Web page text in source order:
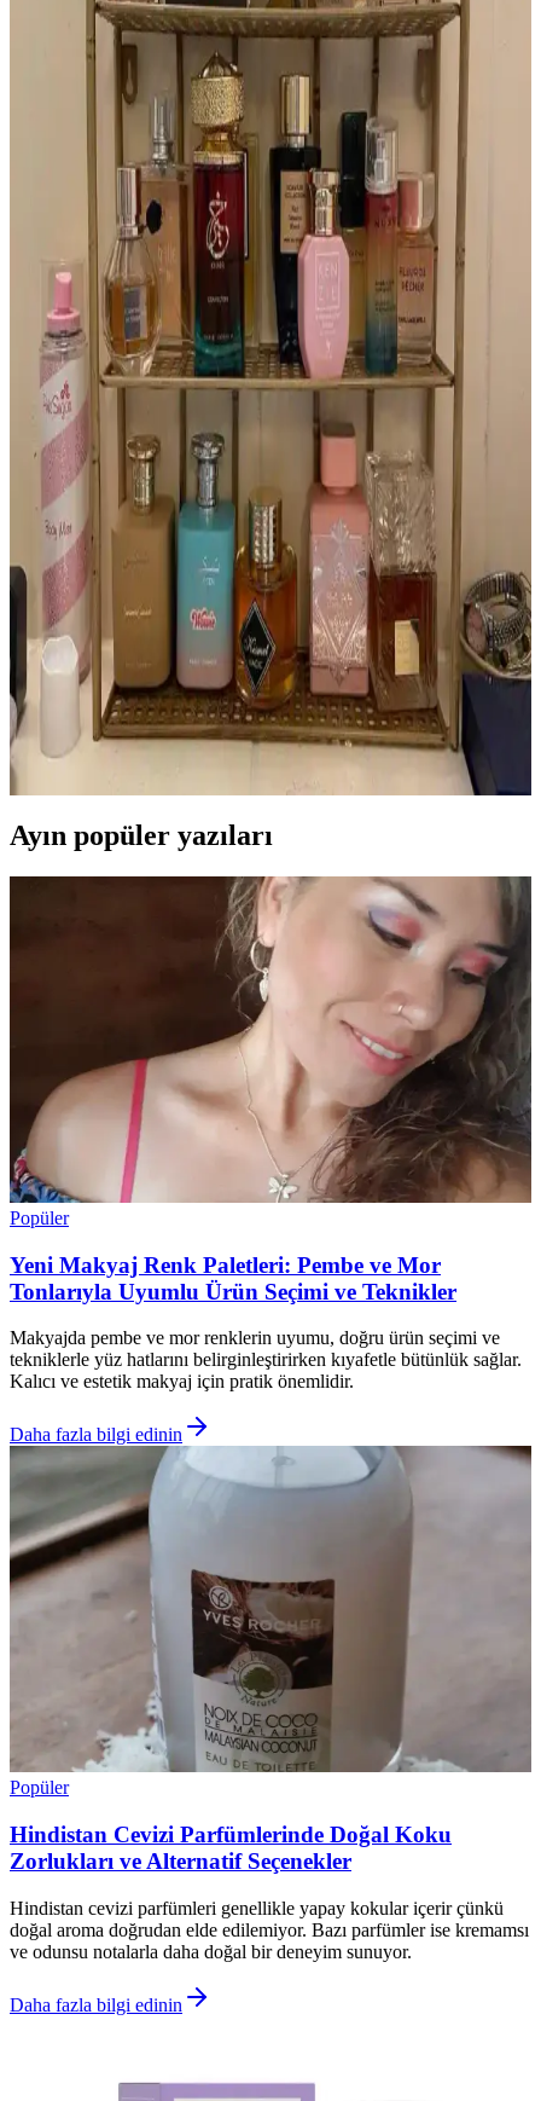
Harajuku Lovers G ve Glossier Fleur parfümleri, tropikal
hindistancevizi ve vanilya notalarıyla benzerlik gösterir. Her iki
parfümde yapay alt notalar nostaljik bir bağ oluşturur ve genç
kullanıcılar arasında popülerdir.
2010'ların Altın Renkli, Metalik ve Yatay Tasarımlı
Parfüm Şişeleri: Azzaro Duo İncelemesi
2010'larda öne çıkan altın renkli, metalik ve yatay tasarımlı Azzaro
Duo parfüm şişesi, sade ve özgün görünümüyle dikkat çekiyor.
Reddit topluluğu bu tasarımı detaylıca tanımladı.
Mugler Aura Parfümü: Nadir Bulunan ve Özgün
Koku Deneyimi
Mugler Aura, özgün tasarımı ve benzersiz kokusuyla parfüm
koleksiyoncuları arasında özel bir yere sahiptir. Orijinal şişeleri
bulmak zor ve pahalıdır, farklı versiyonları geniş koku seçenekleri
sunar.
Yatmadan Önce Parfüm Kullanımı: Kişisel Terapi
ve Uyku Kalitesine Etkileri
Yatmadan önce parfüm kullanımı, kişisel terapi ve rahatlama sağlar.
Kokular uyku kalitesini artırabilir, kişisel mutluluğu destekler ve
parfümün etkin kullanımını mümkün kılar.
Parfüm Koleksiyonculuğu: Yeni Başlayanlar İçin
Seçim, Kullanım ve Saklama Rehberi
Parfüm koleksiyonculuğu, farklı koku profilleriyle kişisel zevkinizi
geliştirme fırsatı sunar. Mevsime uygun seçimler, parfümün gelişimi
ve doğru saklama koşulları koleksiyonunuzu zenginleştirir.
Ayın popüler yazıları
Popüler
Yeni Makyaj Renk Paletleri: Pembe ve Mor
Tonlarıyla Uyumlu Ürün Seçimi ve Teknikler
Makyajda pembe ve mor renklerin uyumu, doğru ürün seçimi ve
tekniklerle yüz hatlarını belirginleştirirken kıyafetle bütünlük sağlar.
Kalıcı ve estetik makyaj için pratik önemlidir.
Daha fazla bilgi edinin
Popüler
Hindistan Cevizi Parfümlerinde Doğal Koku
Zorlukları ve Alternatif Seçenekler
Hindistan cevizi parfümleri genellikle yapay kokular içerir çünkü
doğal aroma doğrudan elde edilemiyor. Bazı parfümler ise kremamsı
ve odunsu notalarla daha doğal bir deneyim sunuyor.
Daha fazla bilgi edinin